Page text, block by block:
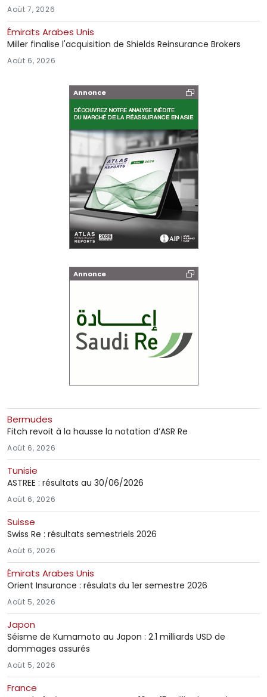
Août 7, 2026
Émirats Arabes Unis
Miller finalise l'acquisition de Shields Reinsurance Brokers
Août 6, 2026
Annonce
Annonce
Bermudes
Fitch revoit à la hausse la notation d’ASR Re
Août 6, 2026
Tunisie
ASTREE : résultats au 30/06/2026
Août 6, 2026
Suisse
Swiss Re : résultats semestriels 2026
Août 6, 2026
Émirats Arabes Unis
Orient Insurance : résulats du 1er semestre 2026
Août 5, 2026
Japon
Séisme de Kumamoto au Japon : 2.1 milliards USD de
dommages assurés
Août 5, 2026
France